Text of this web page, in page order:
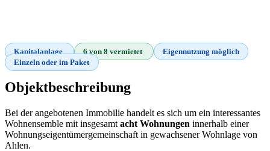
Kapitalanlage 6 von 8 vermietet
Eigennutzung möglich
Einzeln oder im Paket
Objektbeschreibung
Bei der angebotenen Immobilie handelt es sich um ein interessantes
Wohnensemble mit insgesamt acht Wohnungen innerhalb einer
Wohnungseigentümergemeinschaft in gewachsener Wohnlage von
Ahlen.